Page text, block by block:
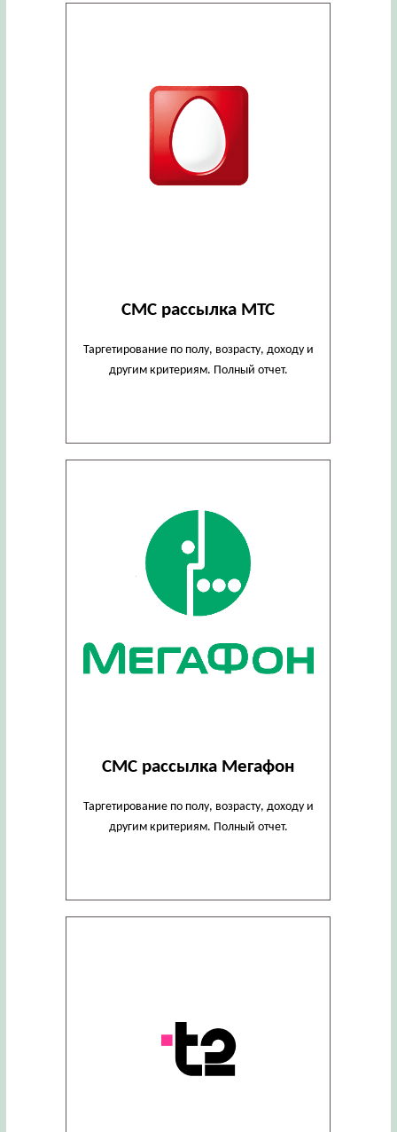
СМС рассылка МТС
Таргетирование по полу, возрасту, доходу и
другим критериям. Полный отчет.
СМС рассылка Мегафон
Таргетирование по полу, возрасту, доходу и
другим критериям. Полный отчет.